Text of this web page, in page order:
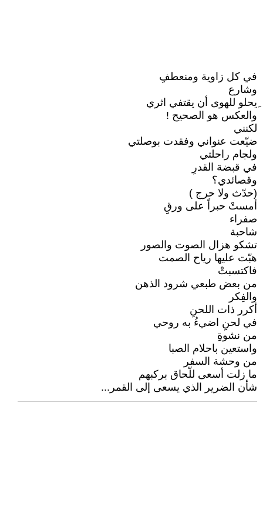
في كل زاوية ومنعطفِِ
وشارع
ِيحلو للهوى أن يقتفي اثري
والعكس هو الصحيح !
لكنني
ضيّعت عنواني وفقدت بوصلتي
ولجام راحلتي
في قبضة القدرِ
وقصائدي؟
(حدّث ولا حرج )
أمستْ حبراً على ورقِِ
صفراء
شاحبة
تشكو هزال الصوت والصور
هبّت عليها رياح الصمت
فاكتسبتْ
من بعض طبعي شرود الذهن
والفِكر
أكرر ذات اللحنِ
في لحنِِ اضيءُ به روحي
من نشوةِِ
واستعين باحلام الصبا
من وحشة السفر
ما زلت أسعى للّحاق بركبهم
شأن الضرير الذي يسعى إلى القمر...